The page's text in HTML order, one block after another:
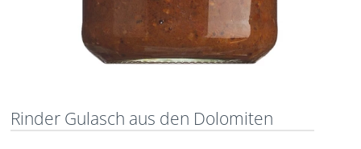
Rinder Gulasch aus den Dolomiten